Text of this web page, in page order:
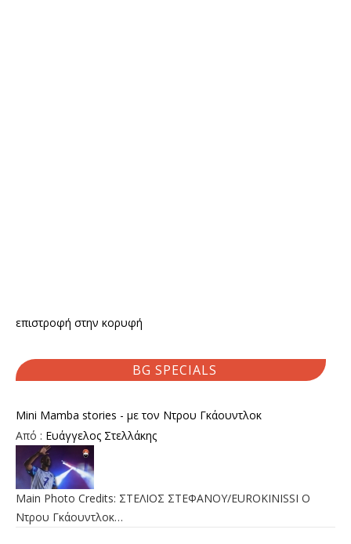
επιστροφή στην κορυφή
BG SPECIALS
Mini Mamba stories - με τον Ντρου Γκάουντλοκ
Από : Ευάγγελος Στελλάκης
Main Photo Credits: ΣΤΕΛΙΟΣ ΣΤΕΦΑΝΟΥ/EUROKINISSI Ο
Ντρου Γκάουντλοκ…